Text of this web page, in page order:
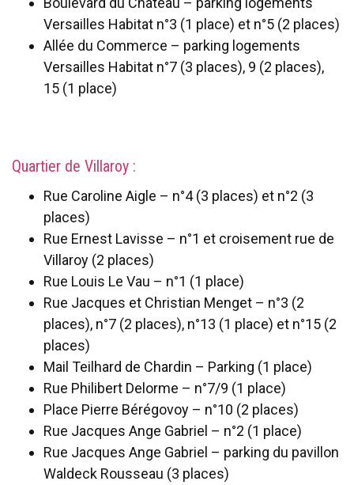
Versailles Habitat n°3 (1 place) et n°5 (2 places)
Allée du Commerce – parking logements
Versailles Habitat n°7 (3 places), 9 (2 places),
15 (1 place)
Quartier de Villaroy :
Rue Caroline Aigle – n°4 (3 places) et n°2 (3
places)
Rue Ernest Lavisse – n°1 et croisement rue de
Villaroy (2 places)
Rue Louis Le Vau – n°1 (1 place)
Rue Jacques et Christian Menget – n°3 (2
places), n°7 (2 places), n°13 (1 place) et n°15 (2
places)
Mail Teilhard de Chardin – Parking (1 place)
Rue Philibert Delorme – n°7/9 (1 place)
Place Pierre Bérégovoy – n°10 (2 places)
Rue Jacques Ange Gabriel – n°2 (1 place)
Rue Jacques Ange Gabriel – parking du pavillon
Waldeck Rousseau (3 places)